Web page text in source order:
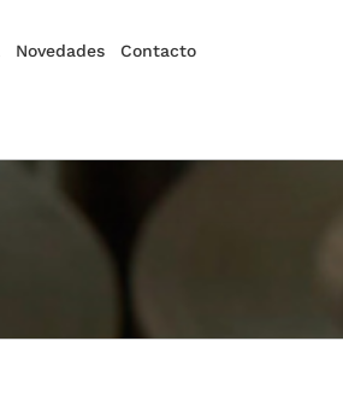
Novedades Contacto